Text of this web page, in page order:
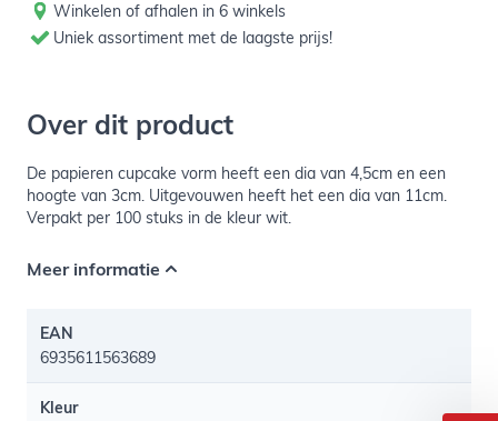
Winkelen of afhalen in 6 winkels
Uniek assortiment met de laagste prijs!
Over dit product
De papieren cupcake vorm heeft een dia van 4,5cm en een
hoogte van 3cm. Uitgevouwen heeft het een dia van 11cm.
Verpakt per 100 stuks in de kleur wit.
Meer informatie
EAN
6935611563689
Kleur